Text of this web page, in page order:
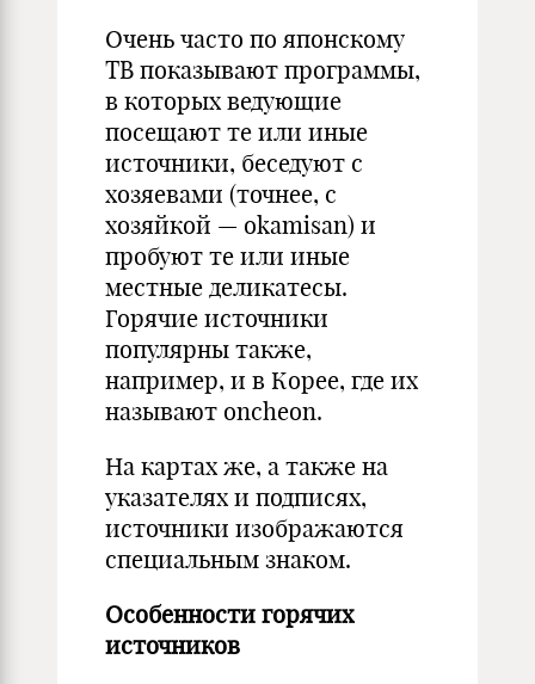
Очень часто по японскому
ТВ показывают программы,
в которых ведующие
посещают те или иные
источники, беседуют с
хозяевами (точнее, с
хозяйкой — okamisan) и
пробуют те или иные
местные деликатесы.
Горячие источники
популярны также,
например, и в Корее, где их
называют oncheon.
На картах же, а также на
указателях и подписях,
источники изображаются
специальным знаком.
Особенности горячих
источников